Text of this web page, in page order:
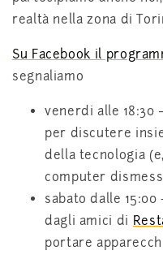
realtà nella zona di
Su Facebook il
segnaliamo
venerdi alle 18:30
per discutere
della tecnologia
computer
sabato dalle
dagli amici di
portare